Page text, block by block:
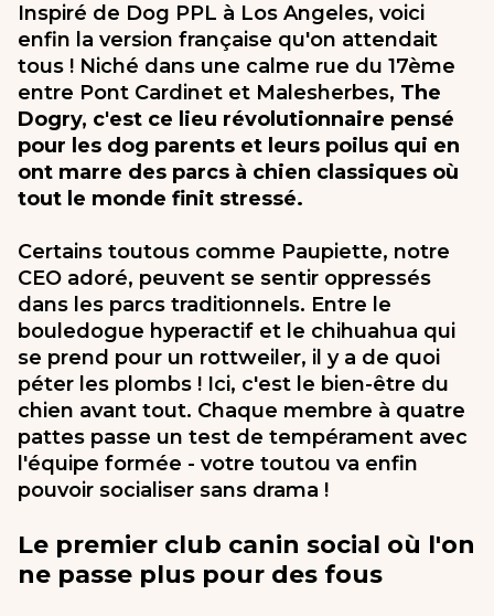
Inspiré de Dog PPL à Los Angeles, voici
enfin la version française qu'on attendait
tous ! Niché dans une calme rue du 17ème
entre Pont Cardinet et Malesherbes, The
Dogry, c'est ce lieu révolutionnaire pensé
pour les dog parents et leurs poilus qui en
ont marre des parcs à chien classiques où
tout le monde finit stressé.
Certains toutous comme Paupiette, notre
CEO adoré, peuvent se sentir oppressés
dans les parcs traditionnels. Entre le
bouledogue hyperactif et le chihuahua qui
se prend pour un rottweiler, il y a de quoi
péter les plombs ! Ici, c'est le bien-être du
chien avant tout. Chaque membre à quatre
pattes passe un test de tempérament avec
l'équipe formée - votre toutou va enfin
pouvoir socialiser sans drama !
Le premier club canin social où l'on
ne passe plus pour des fous